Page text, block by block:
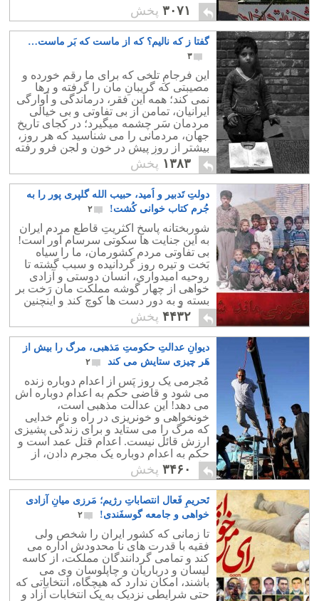
۳۰۷۱ پخش
گفتا ز که نالیم؟ که از ماست که بَر ماست…
۳
این فرجامِ تلخی که برای ما رقم خورده و
مصیبتی که گریبانِ مان را گرفته و رها
نمی کند؛ همه این فقر، درماندگی و آوارگی
ایرانیان، تمامن از بی تفاوتی و بی خیالی
مردمان سَر چشمه میگیرد؛ در کجای تاریخ
جهان، مردمانی را می شناسید که هر روز،
بیشتر از روزِ پیش در خون و لجن فرو رفته
و دَم بر نیاورده باشند؟
۱۳۸۳ پخش
دولتِ تَدبیر و اُمید، حبیب الله گلپری پور را به
جُرم کتاب خوانی کُشت!
۲
شوربختانه پاسخ اکثریتِ قاطع مردم ایران
به این جنایت ها سکوتی سرسام آور است!
بی تفاوتی مردم کشورمان، ما را سیاه
بَخت و تیره روز گردانیده و سبب گشته تا
روحیه امیدواری، انسان دوستی و آزادی
خواهی از چهار گوشه مملکت مان رَخت بر
بسته و به دور دست ها کوچ کند و اینچنین
زَمین گیر و درمانده مان نموده است.
۴۴۳۲ پخش
دیوانِ عدالتِ حکومتِ مَذهبی، مرگ را بیش از
هَر چیزی ستایش می کند
۲
مُجرمی یک روز پَس از اعدام دوباره زنده
می شود و قاضی حکم به اعدام دوباره اش
می دهد! این عدالت مذهبی است،
خونخواهی و خونریزی در راه و نام خدایی
که مرگ را می ستاید و برای زندگی پشیزی
ارزش قائل نیست. اعدام قتل عمد است و
حکم به اعدام دوباره یک مجرم دادن، از
خاموشی انسانیت در مملکتی حکایت می
کند.
۳۴۶۰ پخش
تَحریمِ فَعال انتصاباتِ رژیم؛ مَرزی میانِ آزادی
خواهی و جامعه گوسفَندی!
۲
تا زمانی که کشور ایران را شخص ولی
فقیه با قدرت های نا محدودش اداره می
کند و تمامی گردانندگان مملکت، از کاسه
لیسان و درباریان و چاپلوسان وی می
باشند، امکان ندارد که هیچگاه، انتخاباتی که
حتی شرایطی نزدیک به یک انتخابات آزاد و